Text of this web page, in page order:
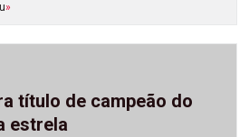
»
título de campeão do
estrela